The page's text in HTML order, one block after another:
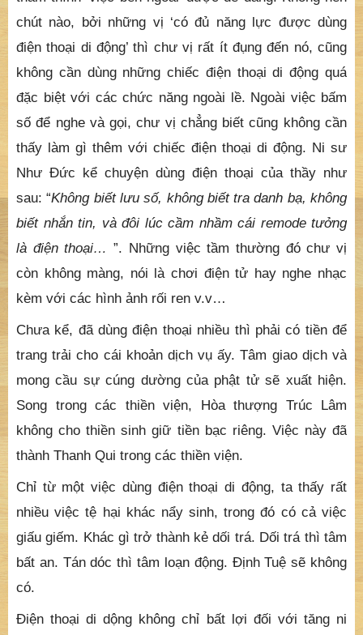
chút nào, bởi những vị ‘có đủ năng lực được dùng
điện thoại di động’ thì chư vị rất ít đụng đến nó, cũng
không cần dùng những chiếc điện thoại di động quá
đặc biệt với các chức năng ngoài lề. Ngoài việc bấm
số để nghe và gọi, chư vị chẳng biết cũng không cần
thấy làm gì thêm với chiếc điện thoại di động. Ni sư
Như Đức kể chuyện dùng điện thoại của thầy như
sau: “Không biết lưu số, không biết tra danh bạ, không
biết nhắn tin, và đôi lúc cầm nhầm cái remode tưởng
là điện thoại…”. Những việc tầm thường đó chư vị
còn không màng, nói là chơi điện tử hay nghe nhạc
kèm với các hình ảnh rối ren v.v…
Chưa kể, đã dùng điện thoại nhiều thì phải có tiền để
trang trải cho cái khoản dịch vụ ấy. Tâm giao dịch và
mong cầu sự cúng dường của phật tử sẽ xuất hiện.
Song trong các thiền viện, Hòa thượng Trúc Lâm
không cho thiền sinh giữ tiền bạc riêng. Việc này đã
thành Thanh Qui trong các thiền viện.
Chỉ từ một việc dùng điện thoại di động, ta thấy rất
nhiều việc tệ hại khác nẩy sinh, trong đó có cả việc
giấu giếm. Khác gì trở thành kẻ dối trá. Dối trá thì tâm
bất an. Tán dóc thì tâm loạn động. Định Tuệ sẽ không
có.
Điện thoại di dộng không chỉ bất lợi đối với tăng ni